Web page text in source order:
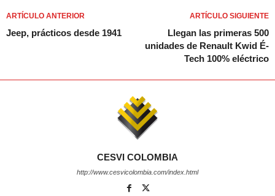
ARTÍCULO ANTERIOR
Jeep, prácticos desde 1941
ARTÍCULO SIGUIENTE
Llegan las primeras 500
unidades de Renault Kwid É-
Tech 100% eléctrico
CESVI COLOMBIA
http://www.cesvicolombia.com/index.html